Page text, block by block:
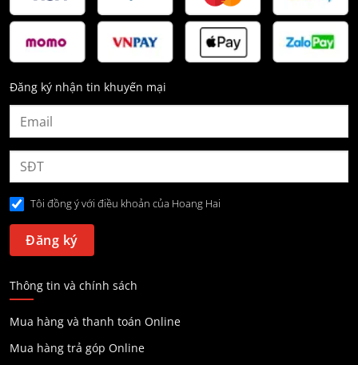
Đăng ký nhận tin khuyến mại
Tôi đồng ý với điều khoản của Hoang Hai
Thông tin và chính sách
Mua hàng và thanh toán Online
Mua hàng trả góp Online